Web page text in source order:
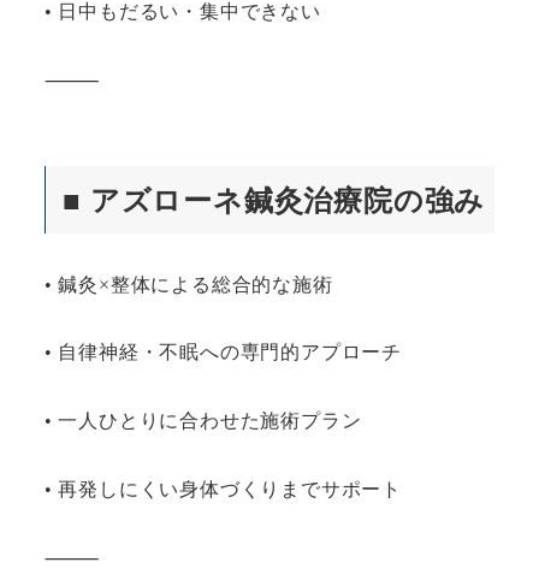
• 日中もだるい・集中できない
⸻
■ アズローネ鍼灸治療院の強み
• 鍼灸×整体による総合的な施術
• 自律神経・不眠への専門的アプローチ
• 一人ひとりに合わせた施術プラン
• 再発しにくい身体づくりまでサポート
⸻